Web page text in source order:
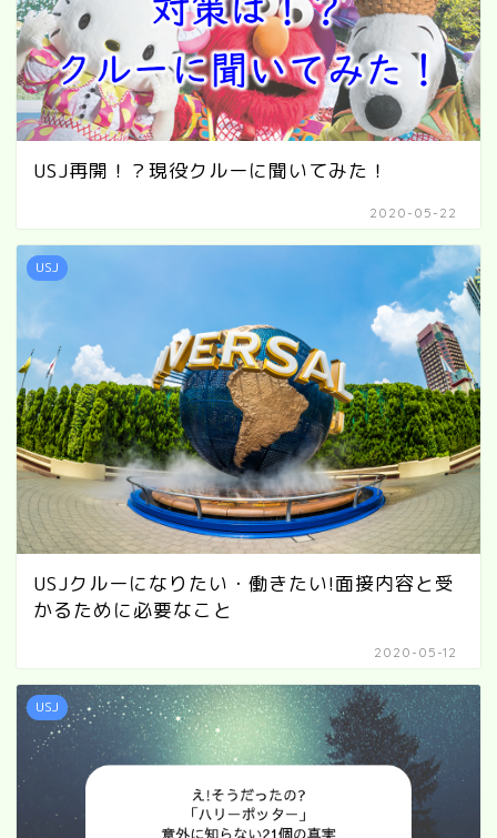
USJ再開！？現役クルーに聞いてみた！
2020-05-22
USJ
USJクルーになりたい・働きたい!面接内容と受
かるために必要なこと
2020-05-12
USJ